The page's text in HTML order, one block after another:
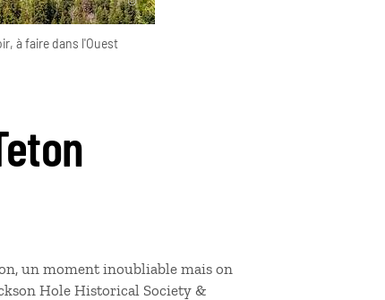
à faire dans l'Ouest
un moment inoubliable mais on
Hole Historical Society &